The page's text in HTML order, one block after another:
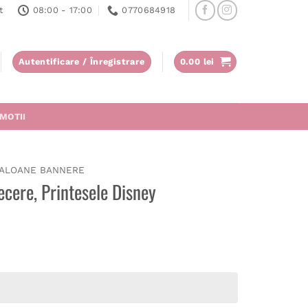
08:00 - 17:00 0770684918
Autentificare / Înregistrare 0.00 lei
BANNERE
Printesele Disney